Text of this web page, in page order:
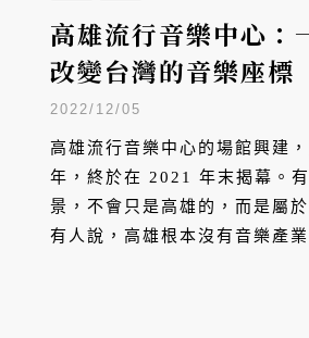
高雄流行音樂中心：
改變台灣的音樂座標
2022/12/05
高雄流行音樂中心的場館興建
年，終於在 2021 年末揭幕。
景，不會只是高雄的，而是屬
有人說，高雄根本沒有音樂產